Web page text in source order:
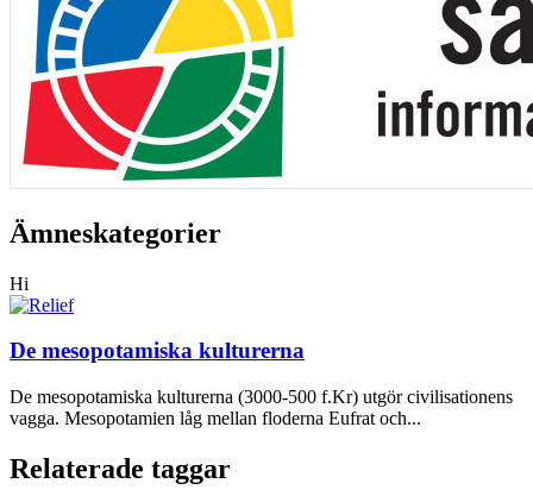
Ämneskategorier
Hi
De mesopotamiska kulturerna
De mesopotamiska kulturerna (3000-500 f.Kr) utgör civilisationens
vagga. Mesopotamien låg mellan floderna Eufrat och...
Relaterade taggar